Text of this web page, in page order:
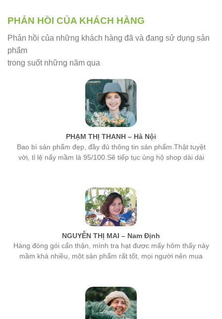
PHẢN HỒI CỦA KHÁCH HÀNG
Phản hồi của những khách hàng đã và đang sử dụng sản
phẩm
trong suốt những năm qua
PHẠM THỊ THANH – Hà Nội
Bao bì sản phẩm đẹp, đầy đủ thông tin sản phẩm.Thật tuyệt
vời, tỉ lệ nẩy mầm là 95/100.Sẽ tiếp tục ủng hộ shop dài dài
NGUYỄN THỊ MAI – Nam Định
Hàng đóng gói cẩn thận, mình tra hạt được mấy hôm thấy nảy
mầm khá nhiều, một sản phẩm rất tốt, mọi người nên mua